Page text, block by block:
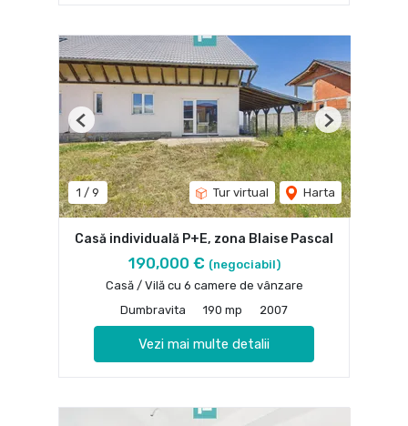
1 / 9 Tur virtual Harta
Previous Next
Casă individuală P+E, zona Blaise Pascal
190,000 € (negociabil)
Casă / Vilă cu 6 camere de vânzare
Dumbravita
190 mp 2007
Vezi mai multe detalii